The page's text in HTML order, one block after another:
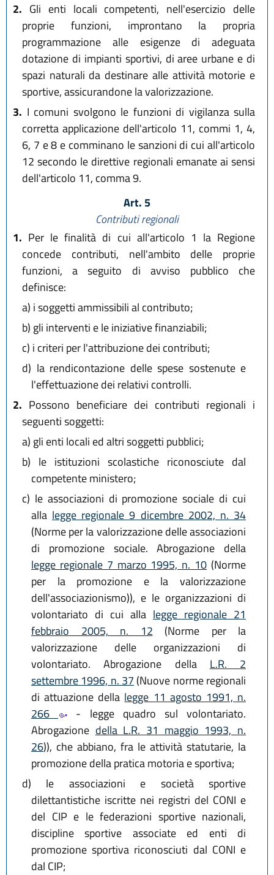
2. Gli enti locali competenti, nell'esercizio delle
proprie funzioni, improntano la propria
programmazione alle esigenze di adeguata
dotazione di impianti sportivi, di aree urbane e di
spazi naturali da destinare alle attività motorie e
sportive, assicurandone la valorizzazione.
3. I comuni svolgono le funzioni di vigilanza sulla
corretta applicazione dell'articolo 11, commi 1, 4,
6, 7 e 8 e comminano le sanzioni di cui all'articolo
12 secondo le direttive regionali emanate ai sensi
dell'articolo 11, comma 9.
Art. 5
Contributi regionali
1. Per le finalità di cui all'articolo 1 la Regione
concede contributi, nell'ambito delle proprie
funzioni, a seguito di avviso pubblico che
definisce:
a) i soggetti ammissibili al contributo;
b) gli interventi e le iniziative finanziabili;
c) i criteri per l'attribuzione dei contributi;
d) la rendicontazione delle spese sostenute e
l'effettuazione dei relativi controlli.
2. Possono beneficiare dei contributi regionali i
seguenti soggetti:
a) gli enti locali ed altri soggetti pubblici;
b) le istituzioni scolastiche riconosciute dal
competente ministero;
c) le associazioni di promozione sociale di cui
alla legge regionale 9 dicembre 2002, n. 34
(Norme per la valorizzazione delle associazioni
di promozione sociale. Abrogazione della
legge regionale 7 marzo 1995, n. 10 (Norme
per la promozione e la valorizzazione
dell'associazionismo)), e le organizzazioni di
volontariato di cui alla legge regionale 21
febbraio 2005, n. 12 (Norme per la
valorizzazione delle organizzazioni di
volontariato. Abrogazione della L.R. 2
settembre 1996, n. 37 (Nuove norme regionali
di attuazione della legge 11 agosto 1991, n.
266
- legge quadro sul volontariato.
Abrogazione della L.R. 31 maggio 1993, n.
26)), che abbiano, fra le attività statutarie, la
promozione della pratica motoria e sportiva;
d) le associazioni e società sportive
dilettantistiche iscritte nei registri del CONI e
del CIP e le federazioni sportive nazionali,
discipline sportive associate ed enti di
promozione sportiva riconosciuti dal CONI e
dal CIP;